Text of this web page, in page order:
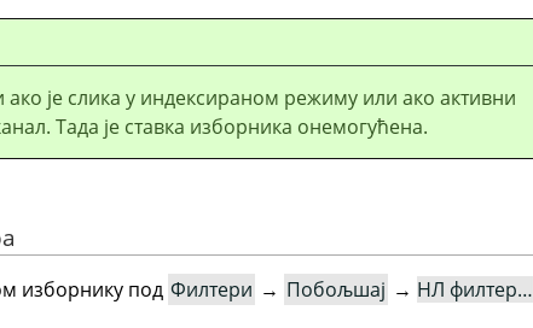
је слика у индексираном режиму или ако активни
Тада је ставка изборника онемогућена.
изборнику под Филтери → Побољшај → НЛ филтер…